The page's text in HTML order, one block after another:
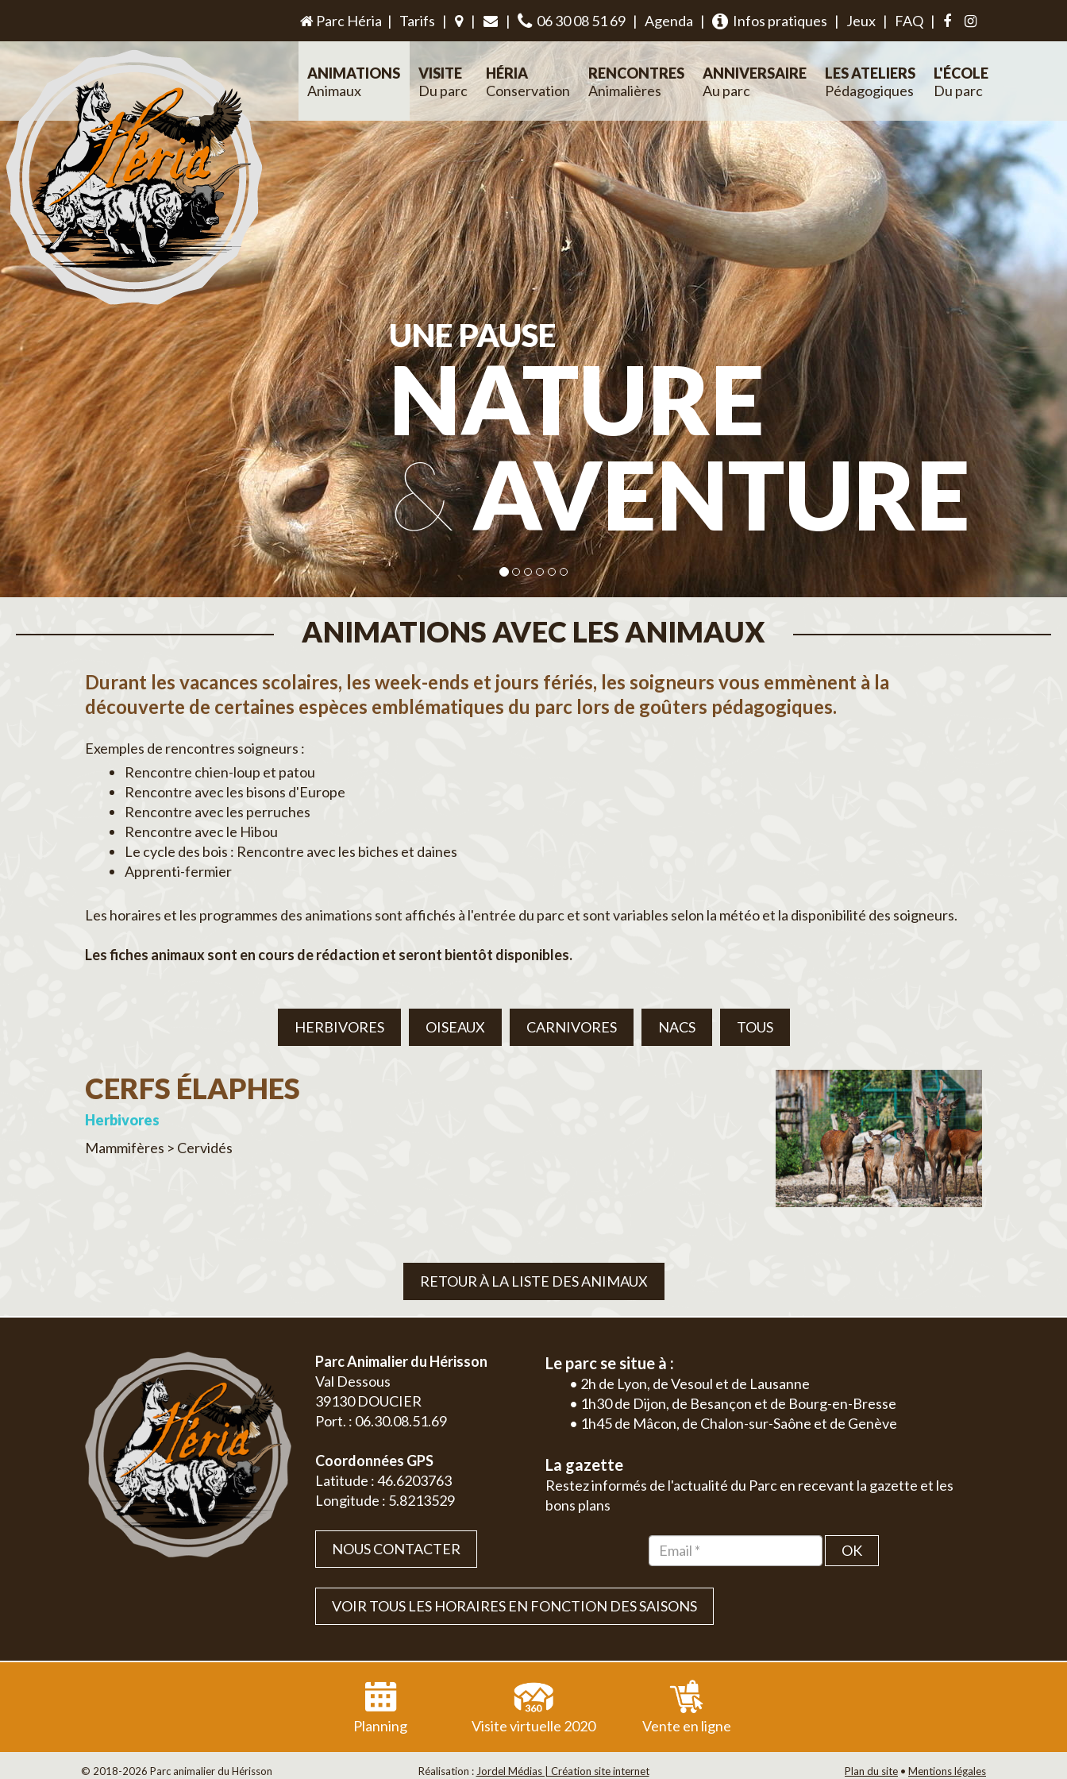
Parc Héria | Tarifs | | | 06 30 08 51 69 | Agenda | Infos pratiques | Jeux | FAQ |
UNE PAUSE
NATURE
&AVENTURE
ANIMATIONS
Animaux
VISITE
Du parc
HÉRIA
Conservation
RENCONTRES
Animalières
ANNIVERSAIRE
Au parc
LES ATELIERS
Pédagogiques
L'ÉCOLE
Du parc
ANIMATIONS AVEC LES ANIMAUX
Durant les vacances scolaires, les week-ends et jours fériés, les soigneurs vous emmènent à la
découverte de certaines espèces emblématiques du parc lors de goûters pédagogiques.
Exemples de rencontres soigneurs :
Rencontre chien-loup et patou
Rencontre avec les bisons d'Europe
Rencontre avec les perruches
Rencontre avec le Hibou
Le cycle des bois : Rencontre avec les biches et daines
Apprenti-fermier
Les horaires et les programmes des animations sont affichés à l'entrée du parc et sont variables selon la météo et la disponibilité des soigneurs.
Les fiches animaux sont en cours de rédaction et seront bientôt disponibles.
HERBIVORES OISEAUX CARNIVORES NACS TOUS
CERFS ÉLAPHES
Herbivores
Mammifères > Cervidés
RETOUR À LA LISTE DES ANIMAUX
Parc Animalier du Hérisson
Val Dessous
39130 DOUCIER
Port. : 06.30.08.51.69
Coordonnées GPS
Latitude : 46.6203763
Longitude : 5.8213529
NOUS CONTACTER
Le parc se situe à :
• 2h de Lyon, de Vesoul et de Lausanne
• 1h30 de Dijon, de Besançon et de Bourg-en-Bresse
• 1h45 de Mâcon, de Chalon-sur-Saône et de Genève
La gazette
Restez informés de l'actualité du Parc en recevant la gazette et les
bons plans
OK
VOIR TOUS LES HORAIRES EN FONCTION DES SAISONS
Planning Visite virtuelle 2020 Vente en ligne
© 2018-2026 Parc animalier du Hérisson Réalisation : Jordel Médias | Création site internet Plan du site • Mentions légales